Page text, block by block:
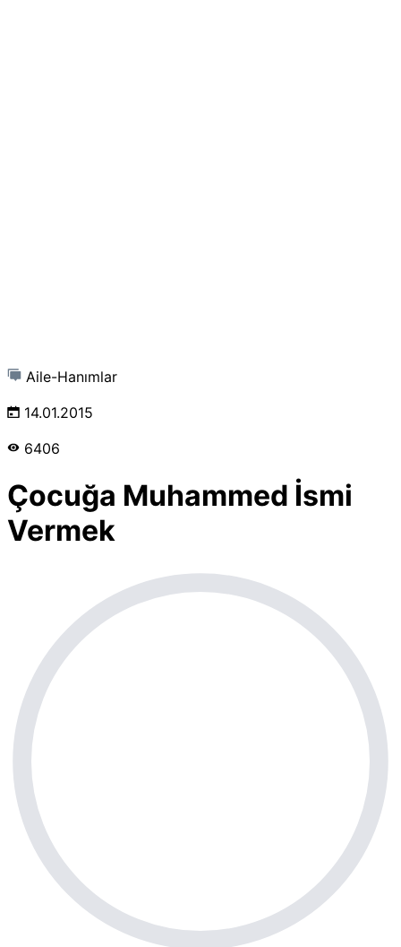
Aile-Hanımlar
14.01.2015
6406
Çocuğa Muhammed İsmi
Vermek